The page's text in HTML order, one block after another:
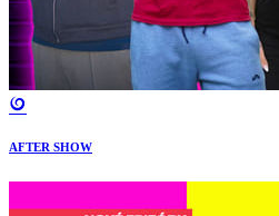
AFTER SHOW